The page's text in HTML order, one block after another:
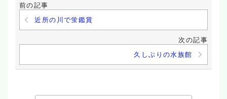
前の記事
近所の川で蛍鑑賞
次の記事
久しぶりの水族館